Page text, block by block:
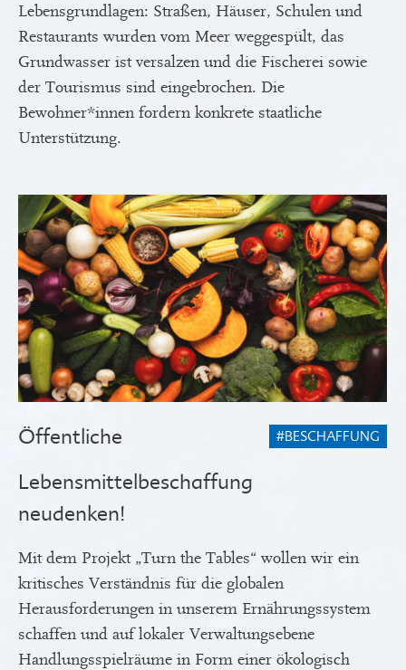
Lebensgrundlagen: Straßen, Häuser, Schulen und
Restaurants wurden vom Meer weggespült, das
Grundwasser ist versalzen und die Fischerei sowie
der Tourismus sind eingebrochen. Die
Bewohner*innen fordern konkrete staatliche
Unterstützung.
#BESCHAFFUNG
Öffentliche
Lebensmittelbeschaffung
neudenken!
Mit dem Projekt „Turn the Tables“ wollen wir ein
kritisches Verständnis für die globalen
Herausforderungen in unserem Ernährungssystem
schaffen und auf lokaler Verwaltungsebene
Handlungsspielräume in Form einer ökologisch